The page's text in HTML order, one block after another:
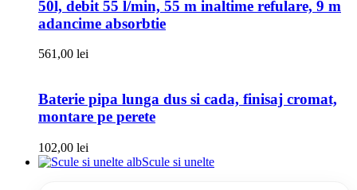
50l, debit 55 l/min, 55 m inaltime refulare, 9 m
adancime absorbtie
561,00 lei
Baterie pipa lunga dus si cada, finisaj cromat,
montare pe perete
102,00 lei
Scule si unelte